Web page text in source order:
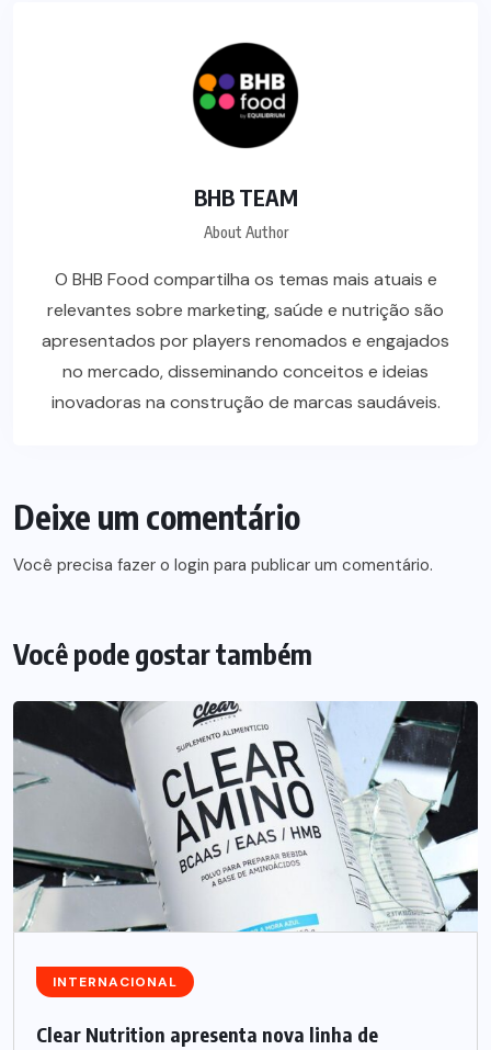
BHB TEAM
About Author
O BHB Food compartilha os temas mais atuais e
relevantes sobre marketing, saúde e nutrição são
apresentados por players renomados e engajados
no mercado, disseminando conceitos e ideias
inovadoras na construção de marcas saudáveis.
Deixe um comentário
Você precisa fazer o login para publicar um comentário.
Você pode gostar também
INTERNACIONAL
Clear Nutrition apresenta nova linha de